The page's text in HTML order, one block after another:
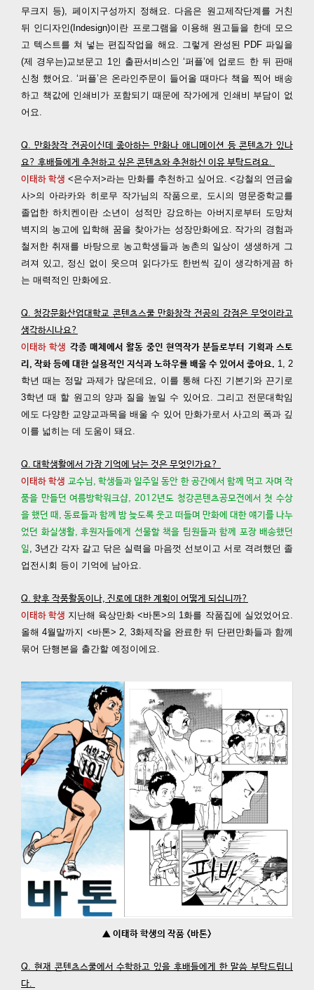
무크지 등), 페이지구성까지 정해요. 다음은 원고제작단계를 거친
뒤 인디자인(Indesign)이란 프로그램을 이용해 원고들을 한데 모으
고 텍스트를 쳐 넣는 편집작업을 해요. 그렇게 완성된 PDF 파일을
(제 경우는)교보문고 1인 출판서비스인 ‘퍼플’에 업로드 한 뒤 판매
신청 했어요. ‘퍼플’은 온라인주문이 들어올 때마다 책을 찍어 배송
하고 책값에 인쇄비가 포함되기 때문에 작가에게 인쇄비 부담이 없
어요.
Q. 만화창작 전공이신데 좋아하는 만화나 애니메이션 등 콘텐츠가 있나
요? 후배들에게 추천하고 싶은 콘텐츠와 추천하신 이유 부탁드려요.
이태하 학생 <은수저>라는 만화를 추천하고 싶어요. <강철의 연금술
사>의 아라카와 히로무 작가님의 작품으로, 도시의 명문중학교를
졸업한 하치켄이란 소년이 성적만 강요하는 아버지로부터 도망쳐
벽지의 농고에 입학해 꿈을 찾아가는 성장만화에요. 작가의 경험과
철저한 취재를 바탕으로 농고학생들과 농촌의 일상이 생생하게 그
려져 있고, 정신 없이 웃으며 읽다가도 한번씩 깊이 생각하게끔 하
는 매력적인 만화에요.
Q. 청강문화산업대학교 콘텐츠스쿨 만화창작 전공의 강점은 무엇이라고
생각하시나요?
이태하 학생 각종 매체에서 활동 중인 현역작가 분들로부터 기획과 스토
리, 작화 등에 대한 실용적인 지식과 노하우를 배울 수 있어서 좋아요. 1, 2
학년 때는 정말 과제가 많은데요, 이를 통해 다진 기본기와 끈기로
3학년 때 할 원고의 양과 질을 높일 수 있어요. 그리고 전문대학임
에도 다양한 교양교과목을 배울 수 있어 만화가로서 사고의 폭과 깊
이를 넓히는 데 도움이 돼요.
Q. 대학생활에서 가장 기억에 남는 것은 무엇인가요?
이태하 학생 교수님, 학생들과 일주일 동안 한 공간에서 함께 먹고 자며 작
품을 만들던 여름방학워크샵, 2012년도 청강콘텐츠공모전에서 첫 수상
을 했던 때, 동료들과 함께 밤 늦도록 웃고 떠들며 만화에 대한 얘기를 나누
었던 화실생활, 후원자들에게 선물할 책을 팀원들과 함께 포장 배송했던
일 , 3년간 각자 갈고 닦은 실력을 마음껏 선보이고 서로 격려했던 졸
업전시회 등이 기억에 남아요.
Q. 향후 작품활동이나, 진로에 대한 계획이 어떻게 되십니까?
이태하 학생 지난해 육상만화 <바톤>의 1화를 작품집에 실었었어요.
올해 4월말까지 <바톤> 2, 3화제작을 완료한 뒤 단편만화들과 함께
묶어 단행본을 출간할 예정이에요.
▲ 이태하 학생의 작품 <바톤>
Q. 현재 콘텐츠스쿨에서 수학하고 있을 후배들에게 한 말씀 부탁드립니
다.